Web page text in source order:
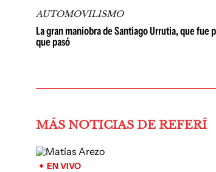
AUTOMOVILISMO
La gran maniobra de Santiago Urrutia, que fue
que pasó
MÁS NOTICIAS DE REFERÍ
EN VIVO